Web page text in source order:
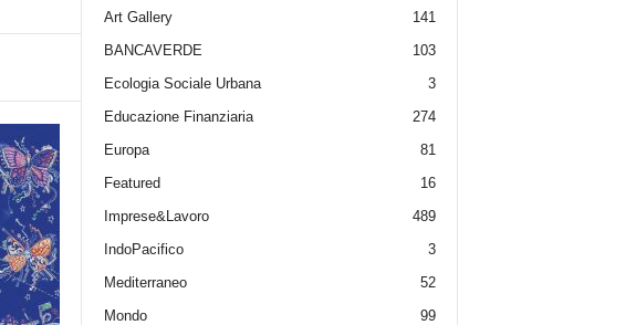
Art Gallery
141
BANCAVERDE
103
Ecologia Sociale Urbana
3
Educazione Finanziaria
274
Europa
81
Featured
16
Imprese&Lavoro
489
IndoPacifico
3
Mediterraneo
52
Mondo
99